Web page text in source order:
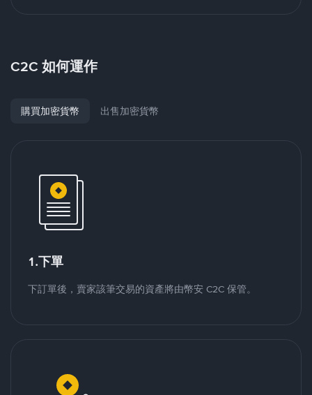
C2C 如何運作
購買加密貨幣 出售加密貨幣
1.下單
下訂單後，賣家該筆交易的資產將由幣安 C2C 保管。